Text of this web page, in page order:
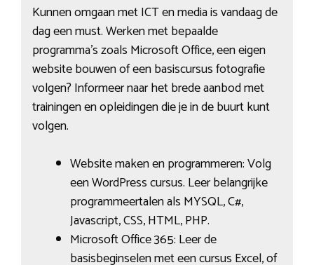
Kunnen omgaan met ICT en media is vandaag de
dag een must. Werken met bepaalde
programma’s zoals Microsoft Office, een eigen
website bouwen of een basiscursus fotografie
volgen? Informeer naar het brede aanbod met
trainingen en opleidingen die je in de buurt kunt
volgen.
Website maken en programmeren: Volg
een WordPress cursus. Leer belangrijke
programmeertalen als MYSQL, C#,
Javascript, CSS, HTML, PHP.
Microsoft Office 365: Leer de
basisbeginselen met een cursus Excel, of